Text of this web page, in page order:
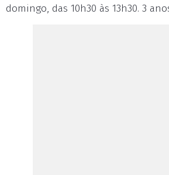
domingo, das 10h30 às 13h30. 3